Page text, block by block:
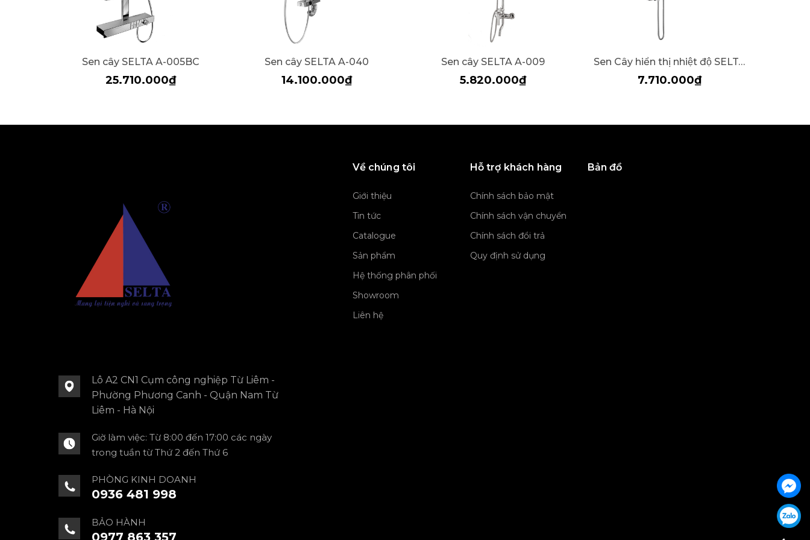
Sen cây SELTA A-005BC
25.710.000₫
Sen cây SELTA A-040
14.100.000₫
Sen cây SELTA A-009
5.820.000₫
Sen Cây hiển thị nhiệt độ SELTA A-008
7.710.000₫
Lô A2 CN1 Cụm công nghiệp Từ Liêm -
Phường Phương Canh - Quận Nam Từ
Liêm - Hà Nội
Giờ làm việc: Từ 8:00 đến 17:00 các ngày
trong tuần từ Thứ 2 đến Thứ 6
PHÒNG KINH DOANH
0936 481 998
BẢO HÀNH
0977 863 357
Về chúng tôi
Giới thiệu
Tin tức
Catalogue
Sản phẩm
Hệ thống phân phối
Showroom
Liên hệ
Hỗ trợ khách hàng
Chính sách bảo mật
Chính sách vận chuyển
Chính sách đổi trả
Quy định sử dụng
Bản đồ